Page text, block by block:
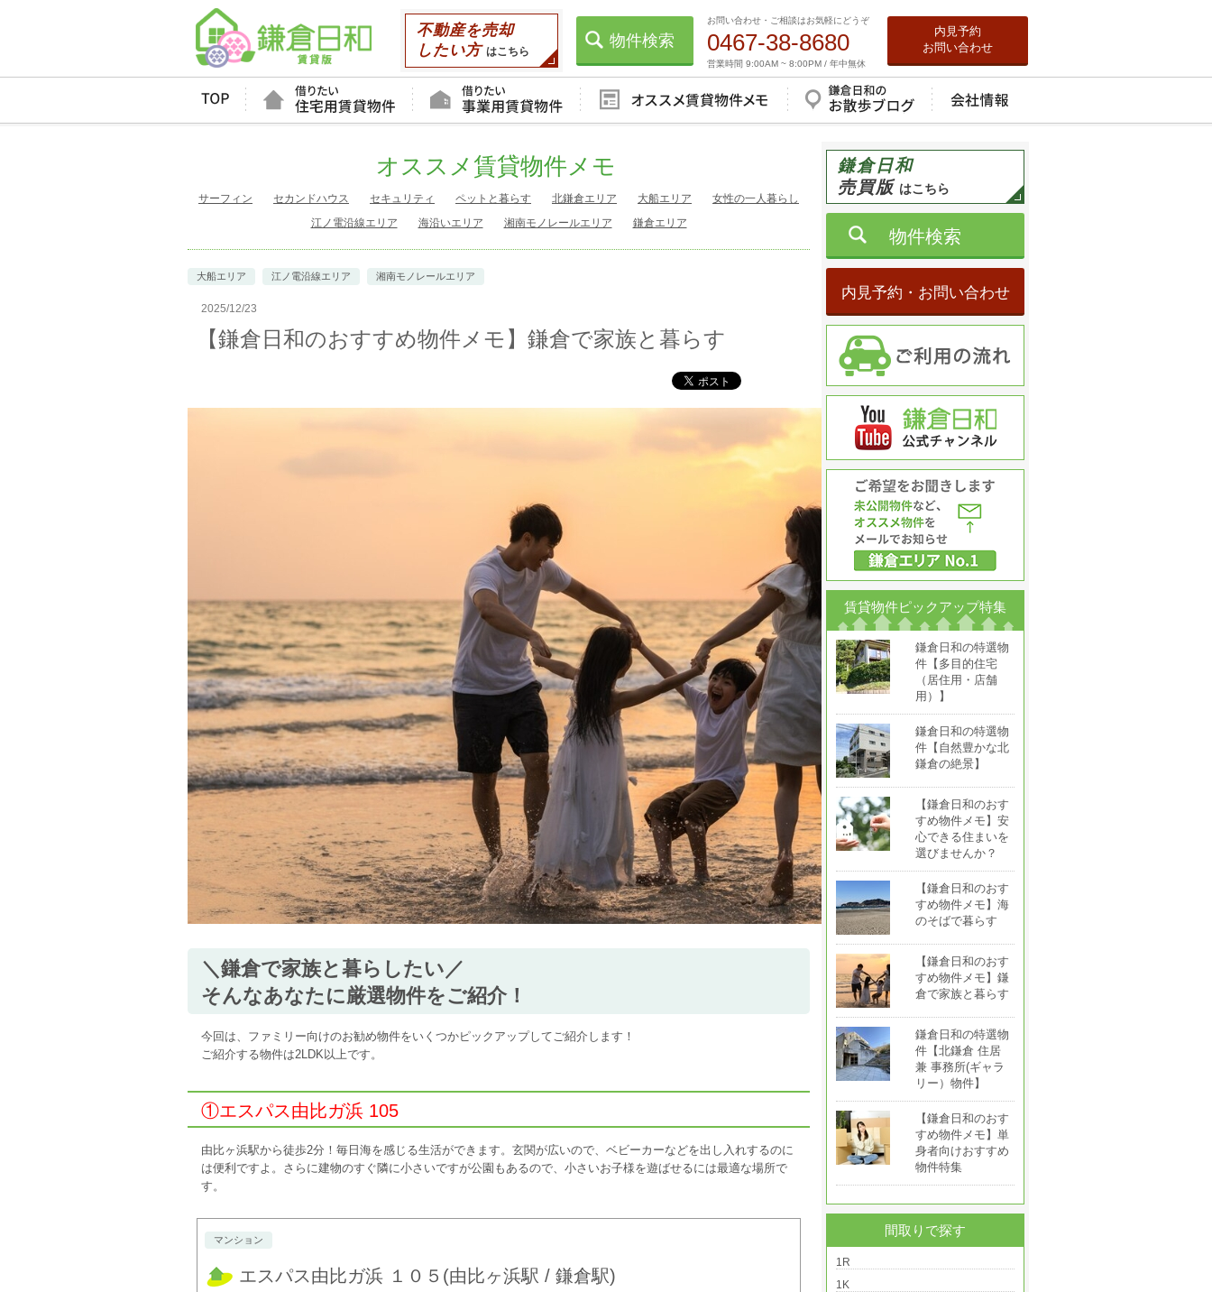
不動産を売却
したい方 はこちら
物件検索
お問い合わせ・ご相談はお気軽にどうぞ
0467-38-8680
営業時間 9:00AM ~ 8:00PM / 年中無休
内見予約
お問い合わせ
オススメ賃貸物件メモ
サーフィン セカンドハウス セキュリティ ペットと暮らす 北鎌倉エリア 大船エリア
女性の一人暮らし
江ノ電沿線エリア
海沿いエリア 湘南モノレールエリア 鎌倉エリア
大船エリア 江ノ電沿線エリア 湘南モノレールエリア
2025/12/23
【鎌倉日和のおすすめ物件メモ】鎌倉で家族と暮らす
＼鎌倉で家族と暮らしたい／
そんなあなたに厳選物件をご紹介！
今回は、ファミリー向けのお勧め物件をいくつかピックアップしてご紹介します！
ご紹介する物件は2LDK以上です。
①エスパス由比ガ浜 105
由比ヶ浜駅から徒歩2分！毎日海を感じる生活ができます。玄関が広いので、ベビーカーなどを出し入れするのに
は便利ですよ。さらに建物のすぐ隣に小さいですが公園もあるので、小さいお子様を遊ばせるには最適な場所で
す。
マンション
エスパス由比ガ浜 １０５ (由比ヶ浜駅 鎌倉駅)
鎌倉日和
売買版 はこちら
物件検索
内見予約・お問い合わせ
賃貸物件ピックアップ特集
鎌倉日和の特選物
件【多目的住宅
（居住用・店舗
用）】
鎌倉日和の特選物
件【自然豊かな北
鎌倉の絶景】
【鎌倉日和のおす
すめ物件メモ】安
心できる住まいを
選びませんか？
【鎌倉日和のおす
すめ物件メモ】海
のそばで暮らす
【鎌倉日和のおす
すめ物件メモ】鎌
倉で家族と暮らす
鎌倉日和の特選物
件【北鎌倉 住居
兼 事務所(ギャラ
リー）物件】
【鎌倉日和のおす
すめ物件メモ】単
身者向けおすすめ
物件特集
間取りで探す
1R
1K